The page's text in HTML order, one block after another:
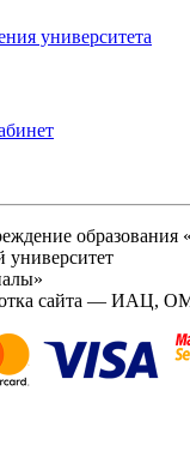
университета
образования
университет
сайта — ИАЦ,